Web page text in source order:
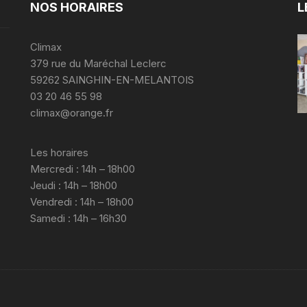
NOS HORAIRES
Climax
379 rue du Maréchal Leclerc
59262 SAINGHIN-EN-MELANTOIS
03 20 46 55 98
climax@orange.fr
Les horaires
Mercredi : 14h – 18h00
Jeudi : 14h – 18h00
Vendredi : 14h – 18h00
Samedi : 14h – 16h30